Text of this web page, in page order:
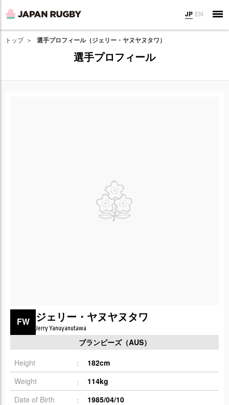
JP EN
トップ 選手プロフィール（ジェリー・ヤヌヤヌタワ）
選手プロフィール
FW ジェリー・ヤヌヤヌタワ
Jerry Yanuyanutawa
ブランビーズ（AUS）
Height
182cm
Weight
114kg
Date of Birth
1985/04/10